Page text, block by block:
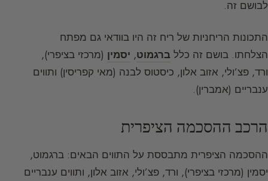
לבושם זה.
התכונות הריחניות של ריח זה היו בוודאי גם מפתח
הצלחתו. בושם זה כלל ברגמוט, יסמין (מרכזי בציפרי),
ורד, פצ’ולי, אזוב אלון, כיסטוס לבנה (מאי קפריסין) ותווים
ענבריים (אמברין).
הרכב ההסכמה הציפרית
ההסכמה הציפרית מתבססת על התווים הבאים: ברגמוט,
יסמין (מרכזי בציפרי), ורד, פצ’ולי, אזוב אלון, ותווים ענבריים